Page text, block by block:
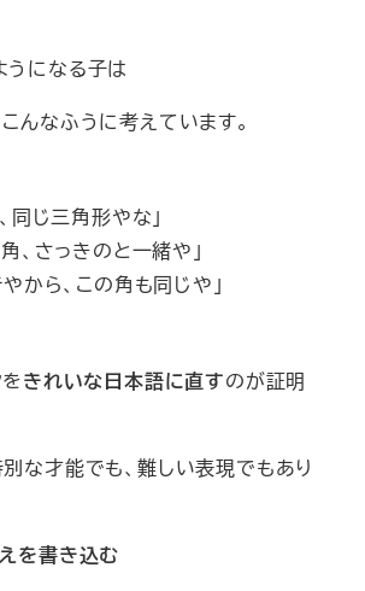
うになる子は
んなふうに考えています。
、同じ三角形やな」
角、さっきのと一緒や」
やから、この角も同じや」
きれいな日本語に直すのが証明
な才能でも、難しい表現でもあり
を書き込む